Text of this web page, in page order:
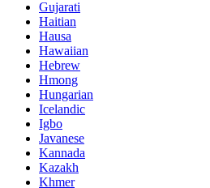
Gujarati
Haitian
Hausa
Hawaiian
Hebrew
Hmong
Hungarian
Icelandic
Igbo
Javanese
Kannada
Kazakh
Khmer